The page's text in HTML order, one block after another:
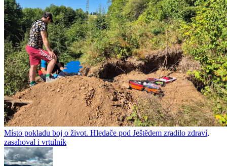
Místo pokladu boj o život. Hledače pod Ještědem zradilo zdraví,
zasahoval i vrtulník